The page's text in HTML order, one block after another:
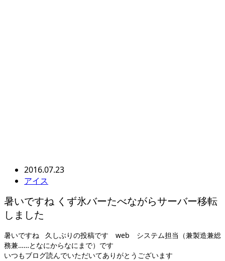
2016.07.23
アイス
暑いですね くず氷バーたべながらサーバー移転
しました
暑いですね 久しぶりの投稿です web システム担当（兼製造兼総
務兼……となにからなにまで）です
いつもブログ読んでいただいてありがとうございます